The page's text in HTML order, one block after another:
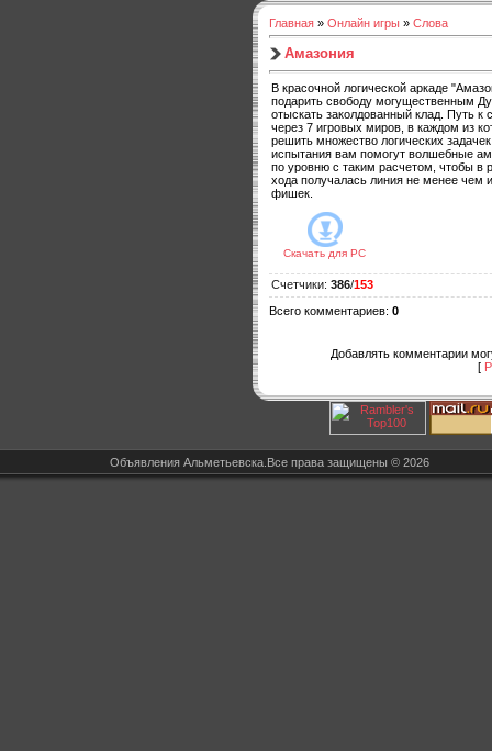
Главная » Онлайн игры » Слова
Амазония
В красочной логической аркаде
подарить свободу могущественным
отыскать заколдованный клад. Путь к
через 7 игровых миров, в каждом из
решить множество логических
испытания вам помогут волшебные
по уровню с таким расчетом, чтобы в
хода получалась линия не менее чем
фишек.
Скачать для PC
Счетчики: 386/153
Всего комментариев: 0
Добавлять комментарии
[
Объявления Альметьевска.Все права защищены © 2026